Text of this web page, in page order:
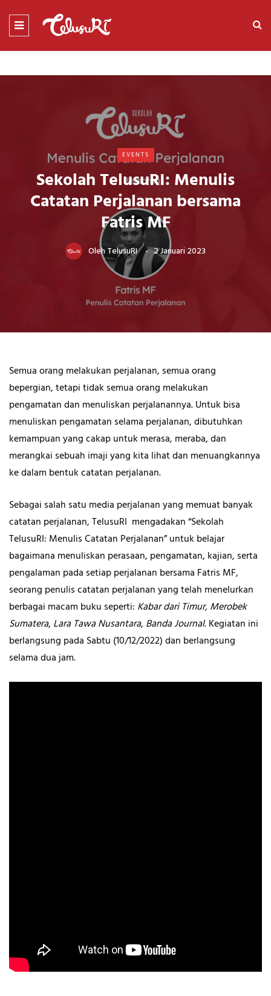
EVENTS
Sekolah TelusuRI: Menulis
Catatan Perjalanan bersama
Fatris MF
OlehTelusuRI 2 Januari 2023
Semua orang melakukan perjalanan, semua orang
bepergian, tetapi tidak semua orang melakukan
pengamatan dan menuliskan perjalanannya. Untuk bisa
menuliskan pengamatan selama perjalanan, dibutuhkan
kemampuan yang cakap untuk merasa, meraba, dan
merangkai sebuah imaji yang kita lihat dan menuangkannya
ke dalam bentuk catatan perjalanan.
Sebagai salah satu media perjalanan yang memuat banyak
catatan perjalanan, TelusuRI mengadakan “Sekolah
TelusuRI: Menulis Catatan Perjalanan” untuk belajar
bagaimana menuliskan perasaan, pengamatan, kajian, serta
pengalaman pada setiap perjalanan bersama Fatris MF,
seorang penulis catatan perjalanan yang telah menelurkan
berbagai macam buku seperti: Kabar dari Timur, Merobek
Sumatera, Lara Tawa Nusantara, Banda Journal.Kegiatan ini
berlangsung pada Sabtu (10/12/2022) dan berlangsung
selama dua jam.